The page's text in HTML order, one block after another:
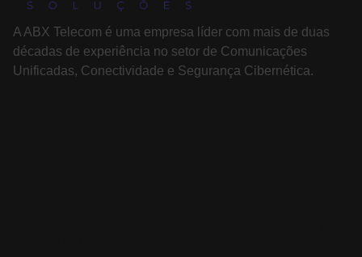
A ABX Telecom é uma empresa líder com mais de duas
décadas de experiência no setor de Comunicações
Unificadas, Conectividade e Segurança Cibernética.